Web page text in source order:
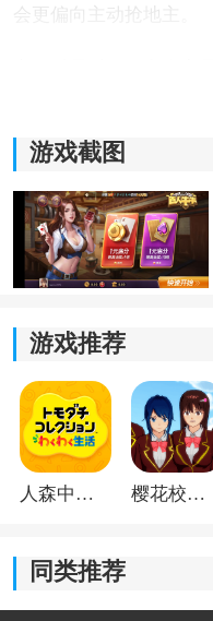
会更偏向主动抢地主。
这样后面很容易失去主
另外斗地主比较考验记
候，很多玩家会根据已
么牌型。
【百人牛牛玩法】
百人牛牛属于HD版里比
庄家比牌，不需要和其
系统会根据五张牌自动
牛”“五花”等，不同牌
很多玩家刚开始玩的时
会更容易适应。
豪礼棋牌HD安装包操作
游戏截图
游戏推荐
人森中文版 樱花校园模拟器1.048.00中文版
同类推荐